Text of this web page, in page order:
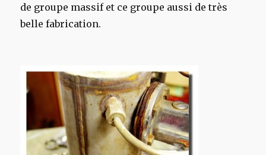
de groupe massif et ce groupe aussi de très
belle fabrication.